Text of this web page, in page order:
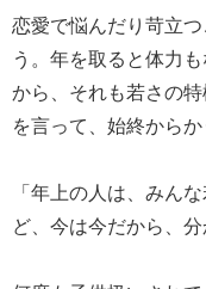
恋愛で悩んだり苛立
う。年を取ると体力
から、それも若さの
を言って、始終から
「年上の人は、みん
ど、今は今だから、分